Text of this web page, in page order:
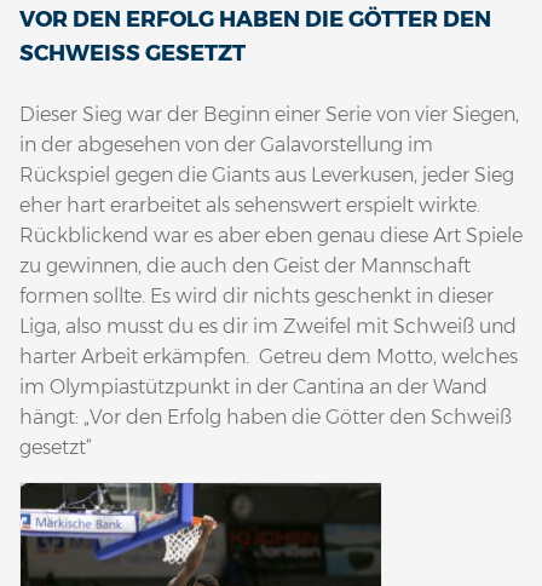
VOR DEN ERFOLG HABEN DIE GÖTTER DEN
SCHWEISS GESETZT
Dieser Sieg war der Beginn einer Serie von vier Siegen,
in der abgesehen von der Galavorstellung im
Rückspiel gegen die Giants aus Leverkusen, jeder Sieg
eher hart erarbeitet als sehenswert erspielt wirkte.
Rückblickend war es aber eben genau diese Art Spiele
zu gewinnen, die auch den Geist der Mannschaft
formen sollte. Es wird dir nichts geschenkt in dieser
Liga, also musst du es dir im Zweifel mit Schweiß und
harter Arbeit erkämpfen. Getreu dem Motto, welches
im Olympiastützpunkt in der Cantina an der Wand
hängt: „Vor den Erfolg haben die Götter den Schweiß
gesetzt“